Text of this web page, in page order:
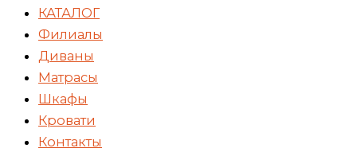
КАТАЛОГ
Филиалы
Диваны
Матрасы
Шкафы
Кровати
Контакты